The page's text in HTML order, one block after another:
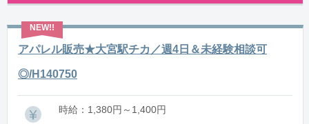
アパレル販売★大宮駅チカ／週4日＆未経験相談可
◎/H140750
時給：1,380円～1,400円